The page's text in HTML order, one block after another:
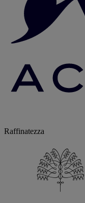
Raffinatezza